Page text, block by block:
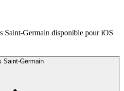
Saint-Germain disponible pour iOS
Saint-Germain